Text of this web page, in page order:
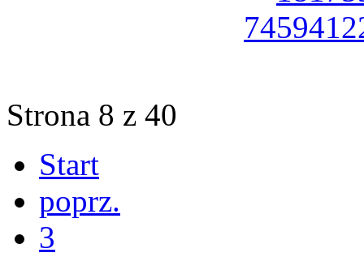
Strona 8 z 40
Start
poprz.
3